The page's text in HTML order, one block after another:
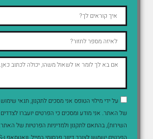
על ידי מילוי הטופס אני מסכים לתקנון, תנאי
של האתר. אני מודע ומסכים כי הפרטים יועברו לצדדים
השירות), בהתאם לתקנון ולמדיניות הפרטיות של